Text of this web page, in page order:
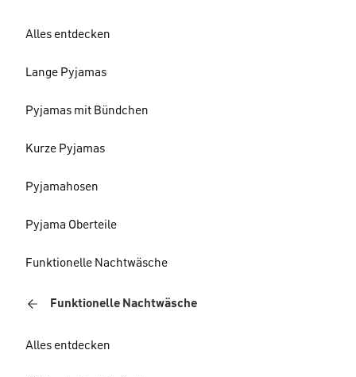
Alles entdecken
Lange Pyjamas
Pyjamas mit Bündchen
Kurze Pyjamas
Pyjamahosen
Pyjama Oberteile
Funktionelle Nachtwäsche
Funktionelle Nachtwäsche
Alles entdecken